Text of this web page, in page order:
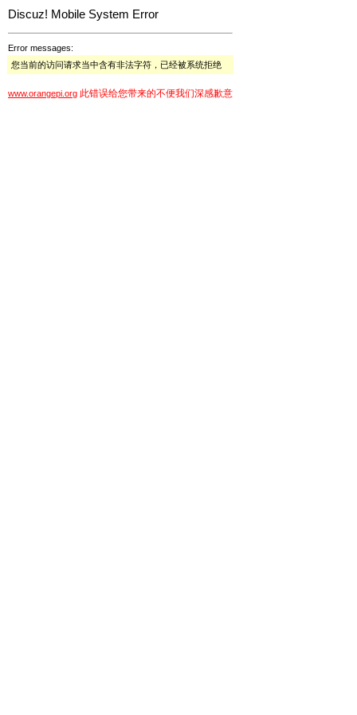
Discuz! Mobile System Error
Error messages:
您当前的访问请求当中含有非法字符，已经被系统拒绝
www.orangepi.org 此错误给您带来的不便我们深感歉意